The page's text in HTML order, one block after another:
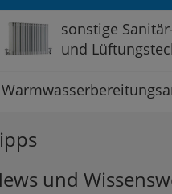
sonstige
und
und